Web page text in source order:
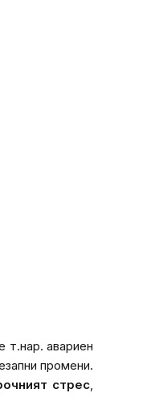
т.нар. авариен
промени.
стрес